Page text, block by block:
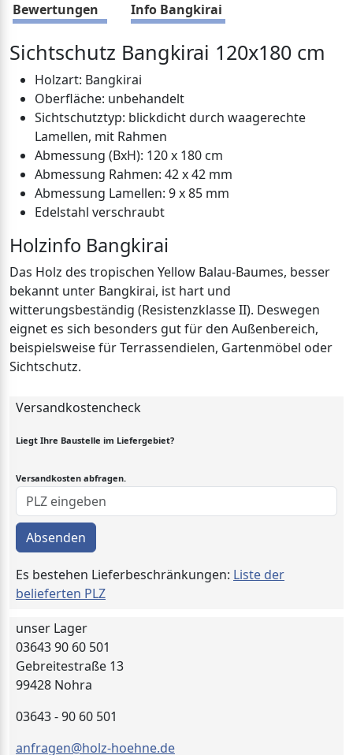
Bewertungen
Info Bangkirai
Sichtschutz Bangkirai 120x180 cm
Holzart: Bangkirai
Oberfläche: unbehandelt
Sichtschutztyp: blickdicht durch waagerechte
Lamellen, mit Rahmen
Abmessung (BxH): 120 x 180 cm
Abmessung Rahmen: 42 x 42 mm
Abmessung Lamellen: 9 x 85 mm
Edelstahl verschraubt
Holzinfo Bangkirai
Das Holz des tropischen Yellow Balau-Baumes, besser
bekannt unter Bangkirai, ist hart und
witterungsbeständig (Resistenzklasse II). Deswegen
eignet es sich besonders gut für den Außenbereich,
beispielsweise für Terrassendielen, Gartenmöbel oder
Sichtschutz.
Versandkostencheck
Liegt Ihre Baustelle im Liefergebiet?
Versandkosten abfragen.
Absenden
Es bestehen Lieferbeschränkungen: Liste der
belieferten PLZ
unser Lager
03643 90 60 501
Gebreitestraße 13
99428 Nohra
03643 - 90 60 501
anfragen@holz-hoehne.de